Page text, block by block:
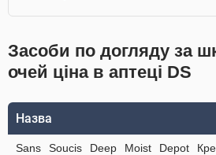
Засоби по догляду за
очей ціна в аптеці DS
Назва
Sans Soucis Deep Moist Depot